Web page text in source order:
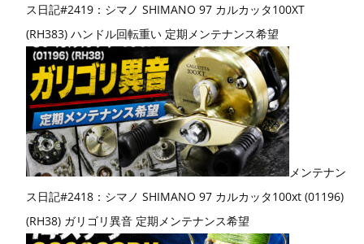
ス日記#2419：シマノ SHIMANO 97 カルカッタ100XT
(RH383) ハンドル回転重い 定期メンテナンス希望
メンテナン
ス日記#2418：シマノ SHIMANO 97 カルカッタ100xt (01196)
(RH38) ガリゴリ異音 定期メンテナンス希望